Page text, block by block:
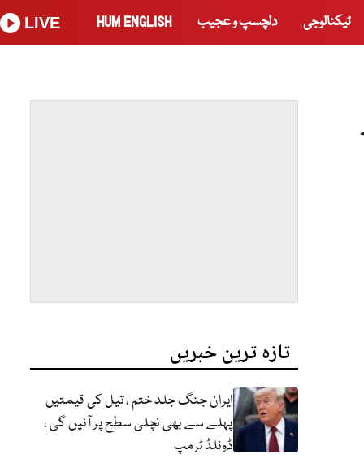
ٹیکنالوجی دلچسپ و عجیب HUM ENGLISH
LIVE
تازہ ترین خبریں
ایران جنگ جلد ختم ، تیل کی قیمتیں
پہلے سے بھی نچلی سطح پر آئیں گی ،
ڈونلڈ ٹرمپ